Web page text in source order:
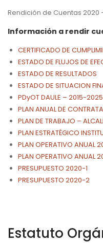
Rendición de Cuentas 2020
Información a rendir
CERTIFICADO DE
ESTADO DE FLUJOS DE
ESTADO DE RESULTADOS
ESTADO DE SITUACION
PDyOT DAULE – 2015-2025
PLAN ANUAL DE
PLAN DE TRABAJO –
PLAN ESTRATÉGICO
PLAN OPERATIVO ANUAL
PLAN OPERATIVO ANUAL
PRESUPUESTO 2020-1
PRESUPUESTO 2020-2
Estatuto